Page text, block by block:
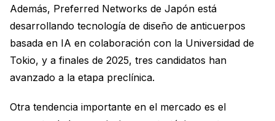
Además, Preferred Networks de Japón está
desarrollando tecnología de diseño de anticuerpos
basada en IA en colaboración con la Universidad de
Tokio, y a finales de 2025, tres candidatos han
avanzado a la etapa preclínica.
Otra tendencia importante en el mercado es el